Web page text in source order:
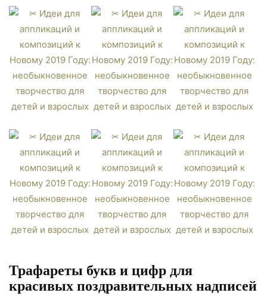
Трафареты букв и цифр для
красивых поздравительных надписей